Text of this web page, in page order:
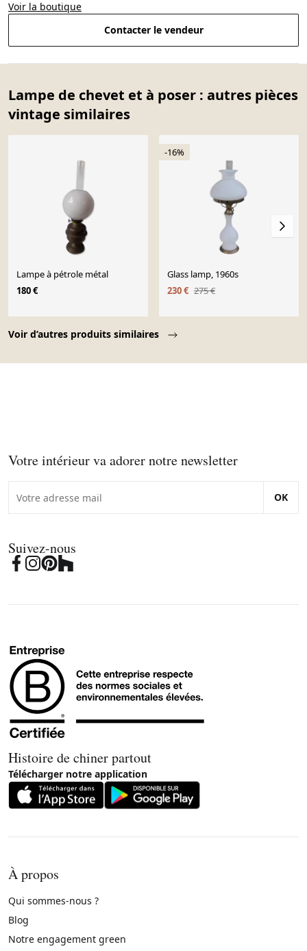
Voir la boutique
Contacter le vendeur
Lampe de chevet et à poser : autres pièces
vintage similaires
Voir d’autres produits similaires
Lampe à pétrole métal
180 €
-16%
Glass lamp, 1960s
230 € 275 €
Votre intérieur va adorer notre newsletter
OK
Suivez-nous
Histoire de chiner partout
Télécharger notre application
À propos
Qui sommes-nous ?
Blog
Notre engagement green